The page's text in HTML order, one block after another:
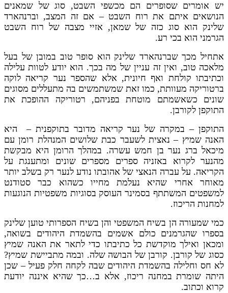
יש אומרים שסופרים הם מכשפי השבט, סוג של שמאנים
הנושאים איתם את רוח השבט – אם זה המצב, וברנהארד
שלינק הוא סוג כזה של שמאן, אזיי מצבה של רוח השבט
הגרמני הוא בכי רע.
אתחיל מכך שברנהארד שלינק הוא סופר טוב במובן של בעל
מלאכה טוב, ואין זה עניין של מה בכך. הוא יודע לטוות עלילה
וכתיבתו קולחת ואף חיונית, אלא שהספר נער קריאה לוקה
ברטוריקה מעוותת, כמו זאת שמשתמשים בה מתעללים מסוגים
שונים כשאשמתם מוטחת בפניהם, רטוריקה ההופכת את
התוקפן לקורבן.
התוקפן – במקרה של נער קריאה מדובר בתוקפנית – היא
האנה שמיץ – נאצית לשעבר כבת שלושים המנהלת רומן עם
מיכאל ברג נער בן חמש עשרה. במהלך הרומן היא מבקשת
מהנער לקרוא באזניה ספרים מספרים שונים ומתענגת על
הקריאה. על עברה הנאצי של אהובתו נודע לנער רק בשלב יותר
מאוחר אחרי שהיא נעלמת מחייו כשהוא כבר סטודנט
למשפטים המשתתף בסמינר העוסק בסוגיות משפטיות הנוגעות
למחנות הריכוז.
כמי שמעורה הן בשיח המשפטי והן בשיח הספרותי טוען שלינק
בספרו שהגרמנים כולם אשמים בהשמדת היהודים בשואה,
ומכאן ואילך מוקדשת כל כתיבתו כדי לתאר את האנה שמיץ
כסוג של קורבן. קורבן של הבושה שלה. ובמה מתביישת שמיץ?
לא חס וחלילה בהשמדת היהודים שבה לקחה חלק פעיל – שכן
היתה שומרת במחנה ריכוז, אלא ב…כך שהיא איננה יודעת
קרוא וכתוב.